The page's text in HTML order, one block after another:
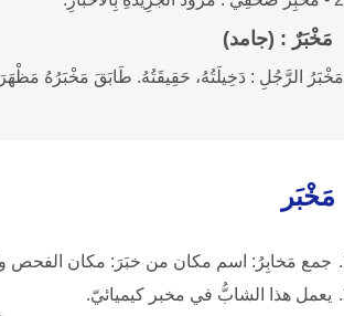
مَخْبَرٌ : (جامد)
مَخْبَرُ الرَّجُلِ : دَخِيلَتُهُ، حَقِيقَتُهُ. طَابَقَ مَخْبَرُهُ
مَخْبَر
جمع مَخابِرُ: اسم مكان من خبَرَ: مكان الفحص
يعمل هذا الشابُّ في مخبر كيميائيّ.